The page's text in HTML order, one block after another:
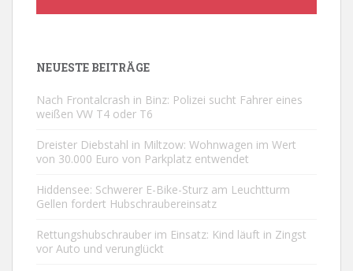
NEUESTE BEITRÄGE
Nach Frontalcrash in Binz: Polizei sucht Fahrer eines
weißen VW T4 oder T6
Dreister Diebstahl in Miltzow: Wohnwagen im Wert
von 30.000 Euro von Parkplatz entwendet
Hiddensee: Schwerer E-Bike-Sturz am Leuchtturm
Gellen fordert Hubschraubereinsatz
Rettungshubschrauber im Einsatz: Kind läuft in Zingst
vor Auto und verunglückt